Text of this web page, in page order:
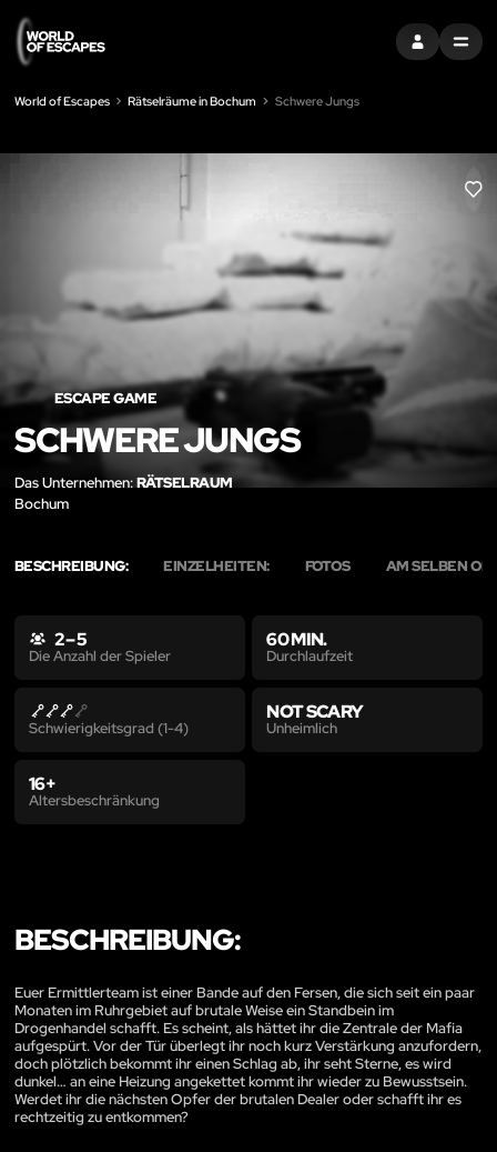
EINTRAGEN
MENU
World of Escapes Rätselräume in Bochum Schwere Jungs
LIKE
ESCAPE GAME
SCHWERE JUNGS
Das Unternehmen:RÄTSELRAUM
Bochum
BESCHREIBUNG: EINZELHEITEN: FOTOS AM SELBEN
2 – 5
Die Anzahl der Spieler
60 MIN.
Durchlaufzeit
Schwierigkeitsgrad (1-4)
NOT SCARY
Unheimlich
16+
Altersbeschränkung
BESCHREIBUNG:
Euer Ermittlerteam ist einer Bande auf den Fersen, die sich seit ein paar
Monaten im Ruhrgebiet auf brutale Weise ein Standbein im
Drogenhandel schafft. Es scheint, als hättet ihr die Zentrale der Mafia
aufgespürt. Vor der Tür überlegt ihr noch kurz Verstärkung anzufordern,
doch plötzlich bekommt ihr einen Schlag ab, ihr seht Sterne, es wird
dunkel… an eine Heizung angekettet kommt ihr wieder zu Bewusstsein.
Werdet ihr die nächsten Opfer der brutalen Dealer oder schafft ihr es
rechtzeitig zu entkommen?